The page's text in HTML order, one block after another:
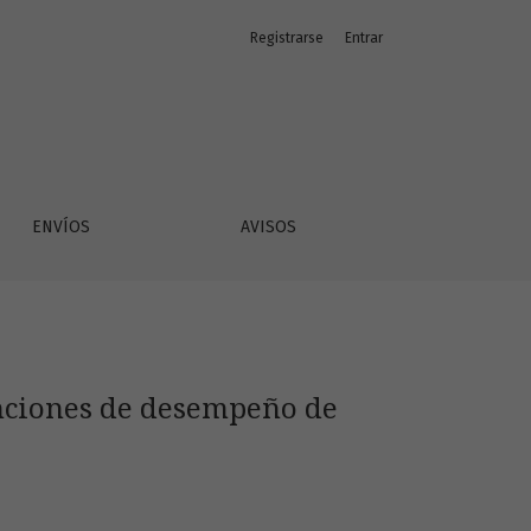
ENVÍOS AVISOS
Registrarse Entrar
de desempeño de